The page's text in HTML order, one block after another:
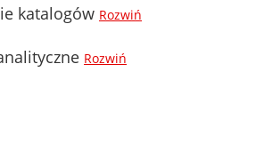
katalogów Rozwiń
Rozwiń